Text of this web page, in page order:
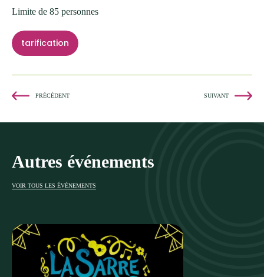
Limite de 85 personnes
tarification
PRÉCÉDENT SUIVANT
Autres événements
VOIR TOUS LES ÉVÉNEMENTS